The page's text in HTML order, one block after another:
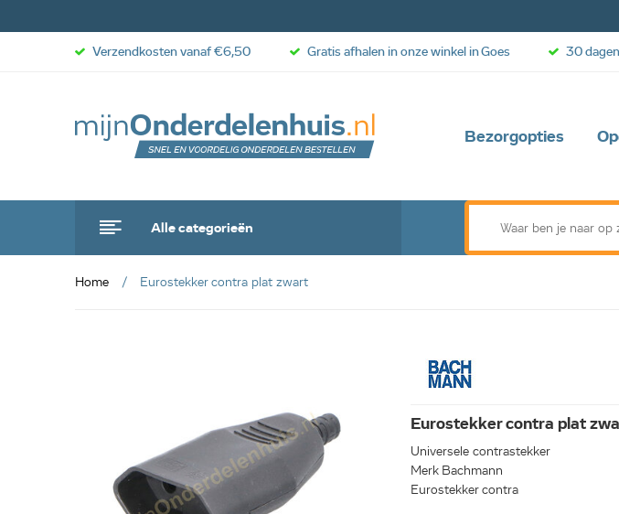
Bezorgopties
Alle categorieën
Verzendkosten vanaf €6,50 Gratis afhalen in onze winkel in Goes 30
Home Eurostekker contra plat zwart
Eurostekker contra plat
Universele contrastekker
Merk Bachmann
Eurostekker contra